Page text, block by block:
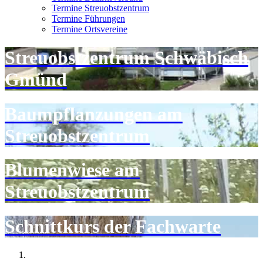
Termine Streuobstzentrum
Termine Führungen
Termine Ortsvereine
Streuobstzentrum Schwäbisch
Gmünd
Baumpflanzungen am
Streuobstzentrum
Blumenwiese am
Streuobstzentrum
Schnittkurs der Fachwarte